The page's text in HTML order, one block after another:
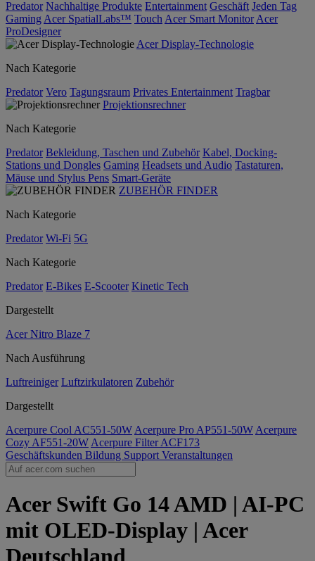
Predator Nachhaltige Produkte Entertainment Geschäft Jeden Tag
Gaming Acer SpatialLabs™ Touch Acer Smart Monitor Acer
ProDesigner
Acer Display-Technologie
Nach Kategorie
Predator Vero Tagungsraum Privates Entertainment Tragbar
Projektionsrechner
Nach Kategorie
Predator Bekleidung, Taschen und Zubehör Kabel, Docking-
Stations und Dongles Gaming Headsets und Audio Tastaturen,
Mäuse und Stylus Pens Smart-Geräte
ZUBEHÖR FINDER
Nach Kategorie
Predator Wi-Fi 5G
Nach Kategorie
Predator E-Bikes E-Scooter Kinetic Tech
Dargestellt
Acer Nitro Blaze 7
Nach Ausführung
Luftreiniger Luftzirkulatoren Zubehör
Dargestellt
Acerpure Cool AC551-50W Acerpure Pro AP551-50W Acerpure
Cozy AF551-20W Acerpure Filter ACF173
Geschäftskunden Bildung Support Veranstaltungen
Acer Swift Go 14 AMD | AI-PC
mit OLED-Display | Acer